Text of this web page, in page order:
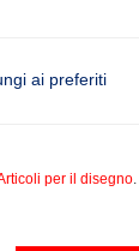
ai preferiti
per il disegno